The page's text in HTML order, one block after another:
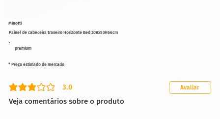
premium
Painel de cabeceira traseiro Horizonte Bed 208x53H66cm
3.0
classificação média é 3 de 5
Veja comentários sobre o produto
Avaliar
* Preço estimado de mercado
Minotti